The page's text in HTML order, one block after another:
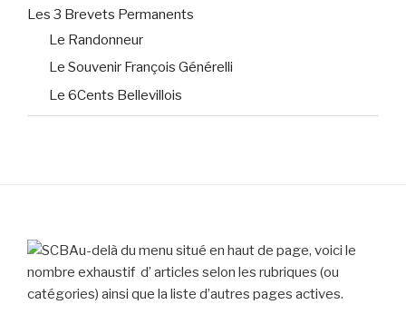
Les 3 Brevets Permanents
Le Randonneur
Le Souvenir François Générelli
Le 6Cents Bellevillois
Au-delà du menu situé en haut de page, voici le
nombre exhaustif d’ articles selon les rubriques (ou
catégories) ainsi que la liste d’autres pages actives.